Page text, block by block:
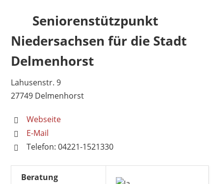
Seniorenstützpunkt
Niedersachsen für die Stadt
Delmenhorst
Lahusenstr. 9
27749 Delmenhorst
Webseite
E-Mail
Telefon: 04221-1521330
Beratung